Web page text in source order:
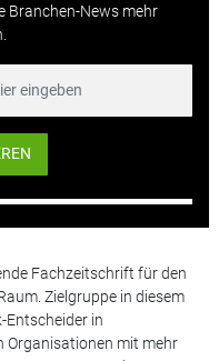
Branchen-News mehr
Fachzeitschrift für den
Zielgruppe in diesem
in
Organisationen mit mehr